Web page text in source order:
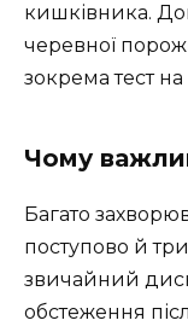
кишківника.
черевної
зокрема тест
Чому
Багато
поступово й
звичайний
обстеження